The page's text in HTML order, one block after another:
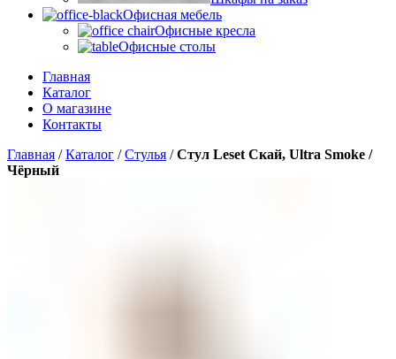
Офисная мебель
Офисные кресла
Офисные столы
Главная
Каталог
О магазине
Контакты
Главная /Каталог /Стулья /Стул Leset Скай, Ultra Smoke /
Чёрный